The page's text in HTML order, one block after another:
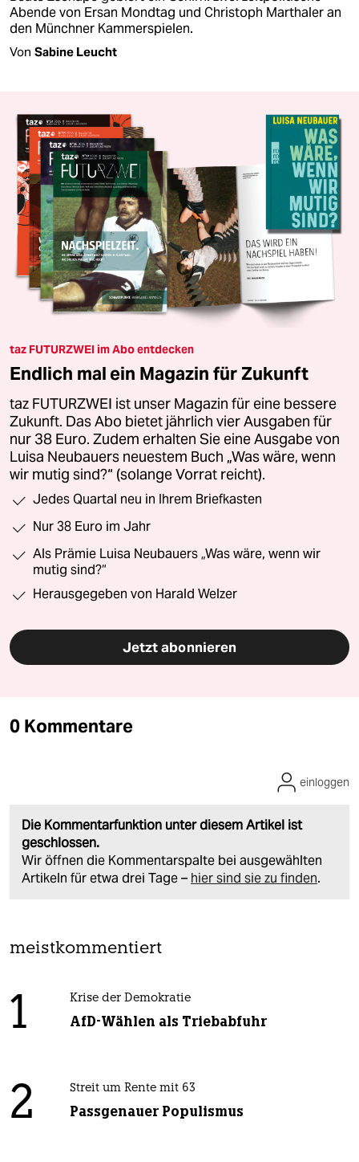
Abende von Ersan Mondtag und Christoph Marthaler an
den Münchner Kammerspielen.
Von Sabine Leucht
taz FUTURZWEI im Abo entdecken
Endlich mal ein Magazin für Zukunft
taz FUTURZWEI ist unser Magazin für eine bessere
Zukunft. Das Abo bietet jährlich vier Ausgaben für
nur 38 Euro. Zudem erhalten Sie eine Ausgabe von
Luisa Neubauers neuestem Buch „Was wäre, wenn
wir mutig sind?“ (solange Vorrat reicht).
Jedes Quartal neu in Ihrem Briefkasten
Nur 38 Euro im Jahr
Als Prämie Luisa Neubauers „Was wäre, wenn wir
mutig sind?“
Herausgegeben von Harald Welzer
Jetzt abonnieren
0 Kommentare
Die Kommentarfunktion unter diesem Artikel ist
geschlossen.
Wir öffnen die Kommentarspalte bei ausgewählten
Artikeln für etwa drei Tage – hier sind sie zu finden.
einloggen
meistkommentiert
1 Krise der Demokratie
AfD-Wählen als Triebabfuhr
2 Streit um Rente mit 63
Passgenauer Populismus